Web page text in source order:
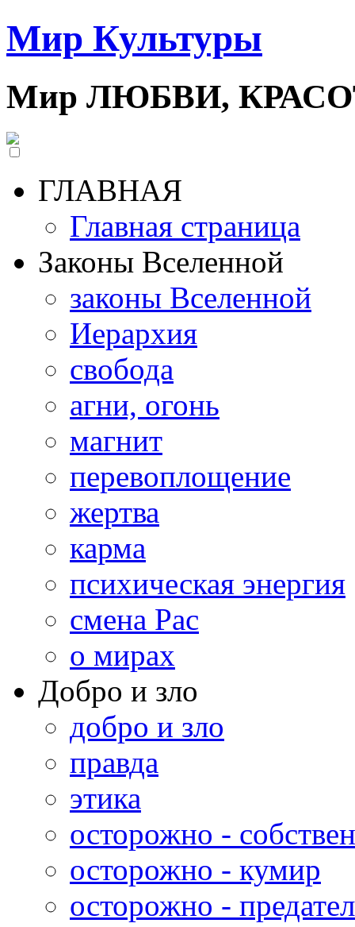
Мир Культуры
Мир ЛЮБВИ,
ГЛАВНАЯ
Главная страница
Законы Вселенной
законы Вселенной
Иерархия
свобода
агни, огонь
магнит
перевоплощение
жертва
карма
психическая энергия
смена Рас
о мирах
Добро и зло
добро и зло
правда
этика
осторожно -
осторожно - кумир
осторожно -